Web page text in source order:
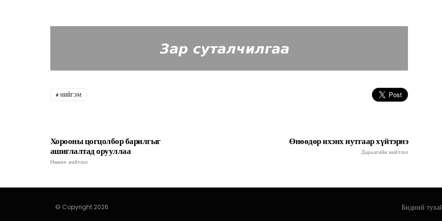
НИЙГЭМ
Хорооны цогцолбор барилгыг
ашиглалтад орууллаа
Өмнөх нийтлэл
Өнөөдөр ихэнх нутгаар хүйтэрнэ
Дараагийн нийтлэл
© Copyright 2026 Бидний